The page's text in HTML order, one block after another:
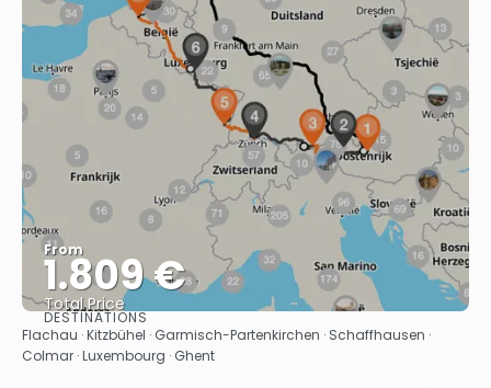
From
1.809 €
Total Price
See
DESTINATIONS
Flachau · Kitzbühel · Garmisch-Partenkirchen · Schaffhausen ·
Colmar · Luxembourg · Ghent